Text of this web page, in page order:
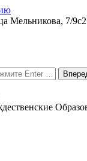
Мельникова, 7/9с2